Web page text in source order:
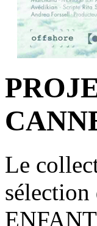
Le